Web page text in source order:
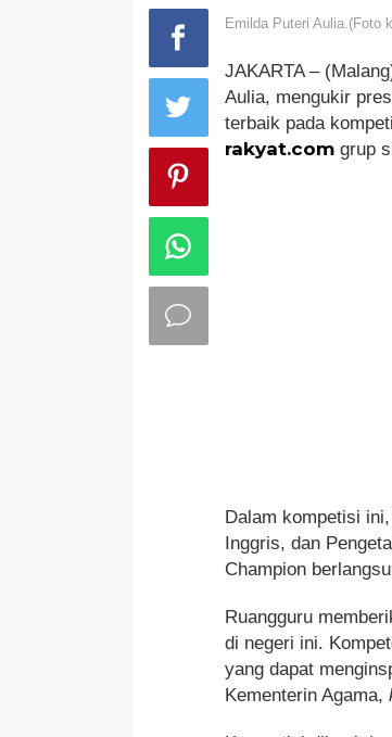
Emilda Puteri Aulia.(Foto
JAKARTA –
Aulia, mengukir
terbaik pada
rakyat.comgrup
Dalam kompetisi
Inggris, dan
Champion
Ruangguru
di negeri ini.
yang dapat
Kementerin Agama,